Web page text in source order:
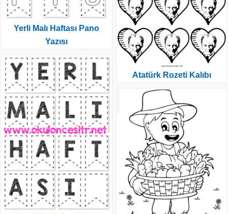
Yerli Malı Haftası Pano
Yazısı
Atatürk Rozeti Kalıbı